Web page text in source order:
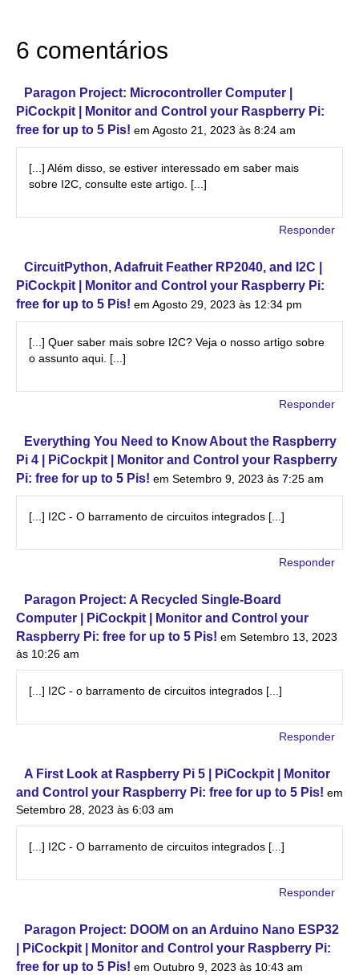
6 comentários
Paragon Project: Microcontroller Computer |
PiCockpit | Monitor and Control your Raspberry Pi:
free for up to 5 Pis! em Agosto 21, 2023 às 8:24 am
[...] Além disso, se estiver interessado em saber mais
sobre I2C, consulte este artigo. [...]
Responder
CircuitPython, Adafruit Feather RP2040, and I2C |
PiCockpit | Monitor and Control your Raspberry Pi:
free for up to 5 Pis! em Agosto 29, 2023 às 12:34 pm
[...] Quer saber mais sobre I2C? Veja o nosso artigo sobre
o assunto aqui. [...]
Responder
Everything You Need to Know About the Raspberry
Pi 4 | PiCockpit | Monitor and Control your Raspberry
Pi: free for up to 5 Pis! em Setembro 9, 2023 às 7:25 am
[...] I2C - O barramento de circuitos integrados [...]
Responder
Paragon Project: A Recycled Single-Board
Computer | PiCockpit | Monitor and Control your
Raspberry Pi: free for up to 5 Pis! em Setembro 13, 2023
às 10:26 am
[...] I2C - o barramento de circuitos integrados [...]
Responder
A First Look at Raspberry Pi 5 | PiCockpit | Monitor
and Control your Raspberry Pi: free for up to 5 Pis! em
Setembro 28, 2023 às 6:03 am
[...] I2C - O barramento de circuitos integrados [...]
Responder
Paragon Project: DOOM on an Arduino Nano ESP32
| PiCockpit | Monitor and Control your Raspberry Pi:
free for up to 5 Pis! em Outubro 9, 2023 às 10:43 am